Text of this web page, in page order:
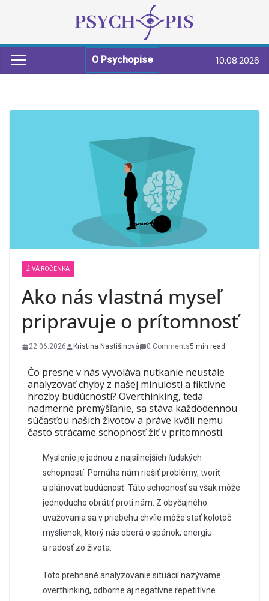
O Psychopise 10.08.2026
ŽIVÁ ROČENKA
Ako nás vlastná myseľ
pripravuje o prítomnosť
22.06.2026 Kristína Nastišinová 0 Comments5 min read
Čo presne v nás vyvoláva nutkanie neustále
analyzovať chyby z našej minulosti a fiktívne
hrozby budúcnosti? Overthinking, teda
nadmerné premýšľanie, sa stáva každodennou
súčasťou našich životov a práve kvôli nemu
často strácame schopnosť žiť v prítomnosti.
Myslenie je jednou z najsilnejších ľudských
schopností. Pomáha nám riešiť problémy, tvoriť
a plánovať budúcnosť. Táto schopnosť sa však môže
jednoducho obrátiť proti nám. Z obyčajného
uvažovania sa v priebehu chvíle môže stať kolotoč
myšlienok, ktorý nás oberá o spánok, energiu
a radosť zo života.
Toto prehnané analyzovanie situácií nazývame
overthinking, odborne aj negatívne repetitívne